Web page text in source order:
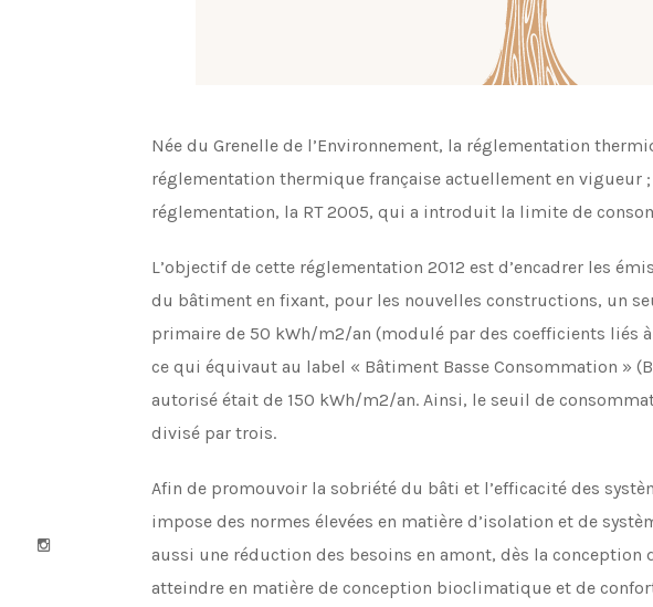
Née du Grenelle de l’Environnement, la réglementation
réglementation thermique française actuellement en vigueur
réglementation, la RT 2005, qui a introduit la limite de
L’objectif de cette réglementation 2012 est d’encadrer les
du bâtiment en fixant, pour les nouvelles constructions, un
primaire de 50 kWh/m2/an (modulé par des coefficients liés
ce qui équivaut au label « Bâtiment Basse Consommation »
autorisé était de 150 kWh/m2/an. Ainsi, le seuil de
divisé par trois.
Afin de promouvoir la sobriété du bâti et l’efficacité des
impose des normes élevées en matière d’isolation et de
aussi une réduction des besoins en amont, dès la conception
atteindre en matière de conception bioclimatique et de